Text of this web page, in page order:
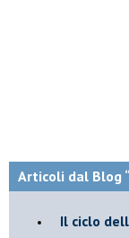
Articoli dal Blog
Il ciclo